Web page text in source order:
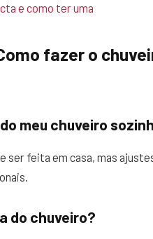
e como ter uma
fazer o
meu chuveiro
ser feita em casa, mas
do chuveiro?